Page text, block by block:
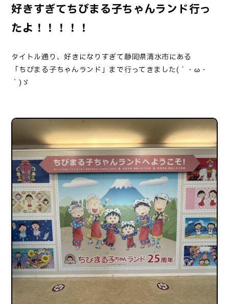
好きすぎてちびまる子ちゃんランド行っ
たよ！！！！！
タイトル通り、好きになりすぎて静岡県清水市にある
「ちびまる子ちゃんランド」まで行ってきました(｀・ω・
´)ゞ